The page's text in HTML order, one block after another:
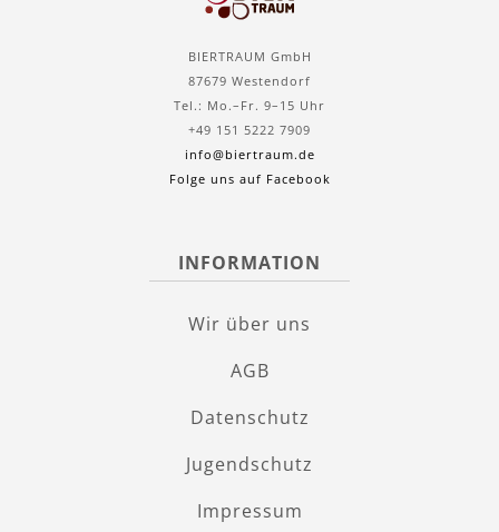
BIERTRAUM GmbH
87679 Westendorf
Tel.: Mo.–Fr. 9–15 Uhr
+49 151 5222 7909
info@biertraum.de
Folge uns auf Facebook
INFORMATION
Wir über uns
AGB
Datenschutz
Jugendschutz
Impressum